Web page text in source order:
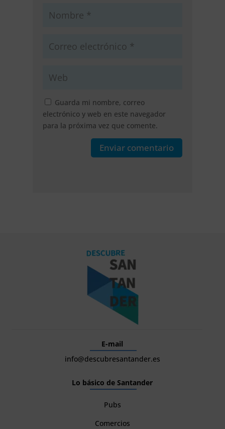
Guarda mi nombre, correo
electrónico y web en este navegador
para la próxima vez que comente.
Enviar comentario
E-mail
info@descubresantander.es
Lo básico de Santander
Pubs
Comercios